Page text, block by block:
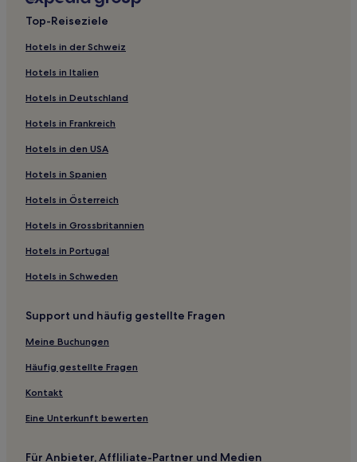
5-Sterne-Hotels in Les Bouquinistes de Paris
Hotels nahe Jardin du Luxembourg
Günstige nahe Cité Universitaire
Hotels nahe Panthéon
Hotels nahe Palais du Luxembourg
Hotels nahe Les Catacombes
Hotels nahe Bahnhof Paris Montparnasse-Pasteur
Hotels nahe Bahnhof Paris Denfert-Rochereau
Hotels nahe Bahnhof Paris Gare de l'Est
Hotels nahe Champs-Élysées
Hotels nahe Metrostation Edgar Quinet
Hotels nahe Fondation Cartier Pour l'Art Contemporain
Luxus nahe Rue de Rivoli
5-Sterne-Hotels in Rue de Rivoli
Hotels nahe Place de Furstenberg
Günstige nahe Rue Mouffetard
Hotels mit Shopping-Möglichkeit nahe Rue Mouffetard
Top-Reiseziele
Hotels in der Schweiz
Hotels in Italien
Hotels in Deutschland
Hotels in Frankreich
Hotels in den USA
Hotels in Spanien
Hotels in Österreich
Hotels in Grossbritannien
Hotels in Portugal
Hotels in Schweden
Support und häufig gestellte Fragen
Meine Buchungen
Häufig gestellte Fragen
Kontakt
Eine Unterkunft bewerten
Für Anbieter, Affliliate-Partner und Medien